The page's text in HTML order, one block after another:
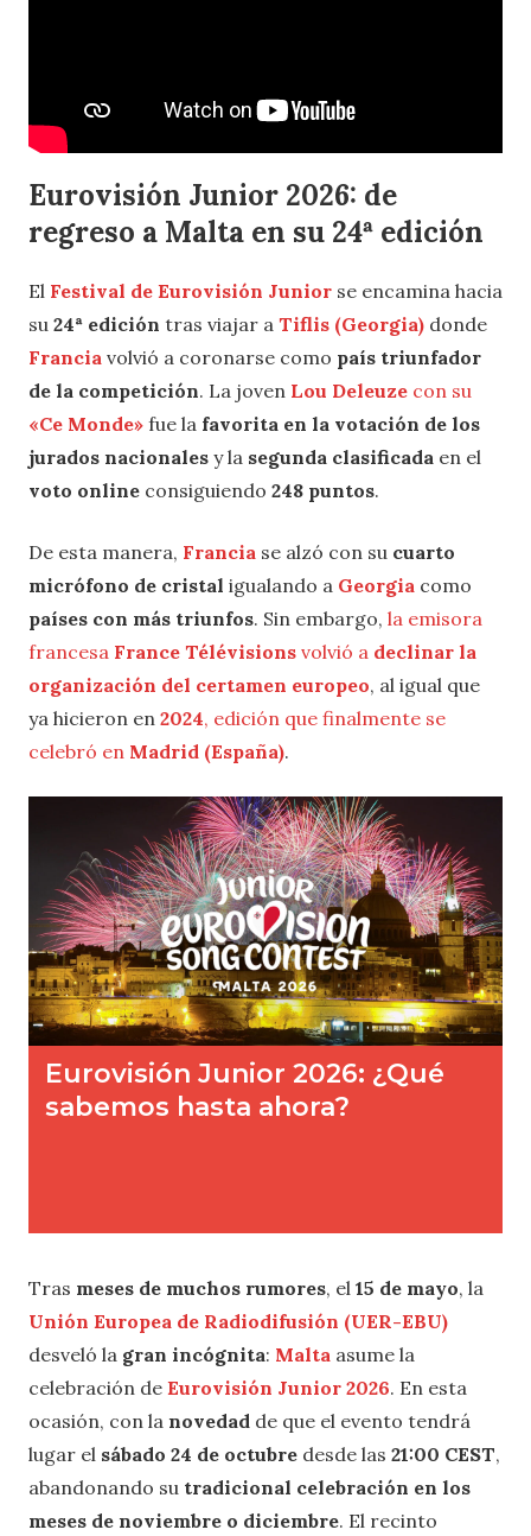
Eurovisión Junior 2026: de
regreso a Malta en su 24ª edición
El Festival de Eurovisión Junior se encamina hacia
su 24ª edición tras viajar a Tiflis (Georgia) donde
Francia volvió a coronarse como país triunfador
de la competición. La joven Lou Deleuze con su
«Ce Monde» fue la favorita en la votación de los
jurados nacionales y la segunda clasificada en el
voto online consiguiendo 248 puntos.
De esta manera, Francia se alzó con su cuarto
micrófono de cristal igualando a Georgia como
países con más triunfos. Sin embargo, la emisora
francesa France Télévisions volvió a declinar la
organización del certamen europeo, al igual que
ya hicieron en 2024, edición que finalmente se
celebró en Madrid (España).
Tras meses de muchos rumores, el 15 de mayo, la
Unión Europea de Radiodifusión (UER-EBU)
desveló la gran incógnita: Malta asume la
celebración de Eurovisión Junior 2026. En esta
ocasión, con la novedad de que el evento tendrá
lugar el sábado 24 de octubre desde las 21:00 CEST,
abandonando su tradicional celebración en los
meses de noviembre o diciembre. El recinto